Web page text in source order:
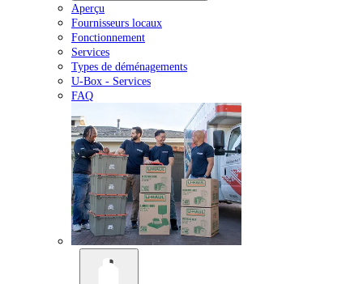
Aperçu
Fournisseurs locaux
Fonctionnement
Services
Types de déménagements
U-Box - Services
FAQ